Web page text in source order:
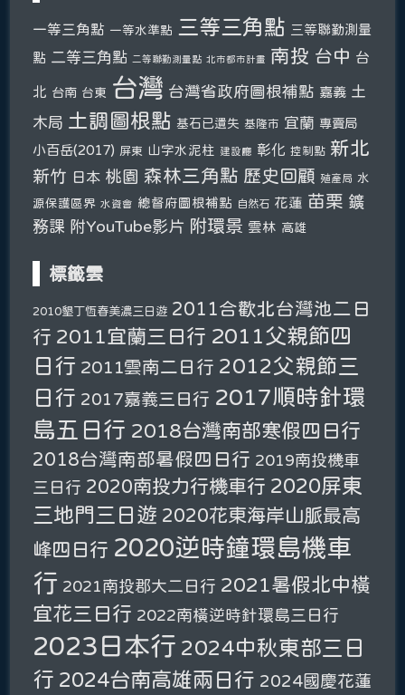
一等三角點 一等水準點 三等三角點 三等聯勤測量
點 二等三角點 二等聯勤測量點 北市都市計畫 南投 台中 台
北 台南 台東 台灣 台灣省政府圖根補點 嘉義 土
木局 土調圖根點 基石已遺失 基隆市 宜蘭 專賣局
小百岳(2017) 屏東 山字水泥柱 建設廳 彰化 控制點 新北
新竹 日本 桃園 森林三角點 歷史回顧 殖產局
水
源保護區界 水資會 總督府圖根補點 自然石 花蓮 苗栗 鑛
務課 附YouTube影片 附環景 雲林 高雄
標籤雲
2010墾丁恆春美濃三日遊 2011合歡北台灣池二日
行 2011宜蘭三日行 2011父親節四
日行 2011雲南二日行 2012父親節三
日行 2017嘉義三日行 2017順時針環
島五日行 2018台灣南部寒假四日行
2018台灣南部暑假四日行 2019南投機車
三日行 2020南投力行機車行 2020屏東
三地門三日遊 2020花東海岸山脈最高
峰四日行 2020逆時鐘環島機車
行 2021南投郡大二日行 2021暑假北中橫
宜花三日行 2022南橫逆時針環島三日行
2023日本行 2024中秋東部三日
行 2024台南高雄兩日行 2024國慶花蓮